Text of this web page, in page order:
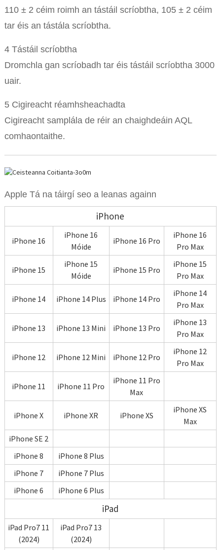
110 ± 2 céim roimh an tástáil scríobtha, 105 ± 2 céim
tar éis an tástála scríobtha.
4 Tástáil scríobtha
Dromchla gan scríobadh tar éis tástáil scríobtha 3000
uair.
5 Cigireacht réamhsheachadta
Cigireacht samplála de réir an chaighdeáin AQL
comhaontaithe.
Apple Tá na táirgí seo a leanas againn
iPhone
iPhone 16
iPhone 16
Móide
iPhone 16 Pro
iPhone 16
Pro Max
iPhone 15
iPhone 15
Móide
iPhone 15 Pro
iPhone 15
Pro Max
iPhone 14 iPhone 14 Plus iPhone 14 Pro
iPhone 14
Pro Max
iPhone 13 iPhone 13 Mini iPhone 13 Pro
iPhone 13
Pro Max
iPhone 12 iPhone 12 Mini iPhone 12 Pro
iPhone 12
Pro Max
iPhone 11 iPhone 11 Pro
iPhone 11 Pro
Max
iPhone X iPhone XR iPhone XS
iPhone XS
Max
iPhone SE 2
iPhone 8
iPhone 8 Plus
iPhone 7
iPhone 7 Plus
iPhone 6
iPhone 6 Plus
iPad
iPad Pro7 11
(2024)
iPad Pro7 13
(2024)